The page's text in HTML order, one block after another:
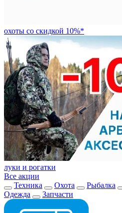
охоты со скидкой 10%*
луки и рогатки
Все акции
Техника
Охота Рыбалка
Одежда
Запчасти